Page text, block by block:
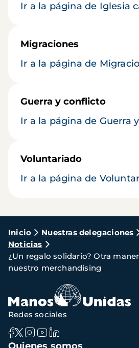
Ir a la página de Iglesia
Migraciones
Ir a la página de
Guerra y conflicto
Ir a la página de Guerra
Voluntariado
Ir a la página de
Ruta
de
navegación
Inicio Nuestras delegaciones
Noticias
¿Un regalo solidario? Otra
nuestro merchandising
Navegación
Redes sociales